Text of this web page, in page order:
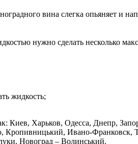
вина слегка опьяняет и
нужно сделать несколько
жидкость;
Киев, Харьков, Одесса, Днепр,
Ивано-Франковск,
Новоград – Волинський.